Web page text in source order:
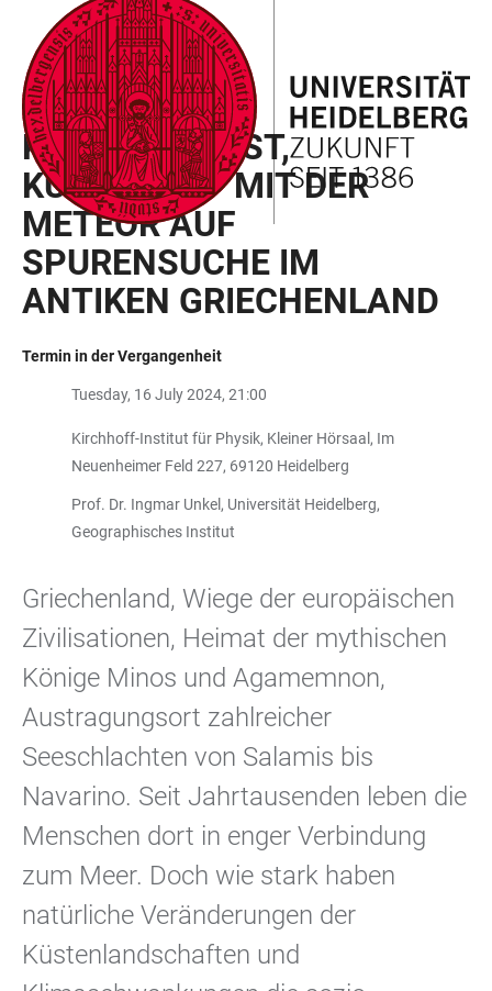
LINKS
ZUR
BARRIEREFREIHEIT
ZUM
HAUPTINHALT
HAUPTNAVIGATION
ÖFFNEN
WEBSEITENSUCHE
ÖFFNEN
KÜSTEN: LEBEN AM LIMIT
KÜSTEN, KARST,
KULTUREN – MIT DER
METEOR AUF
SPURENSUCHE IM
ANTIKEN GRIECHENLAND
Termin in der Vergangenheit
Tuesday, 16 July 2024, 21:00
Kirchhoff-Institut für Physik, Kleiner Hörsaal, Im
Neuenheimer Feld 227, 69120 Heidelberg
Prof. Dr. Ingmar Unkel, Universität Heidelberg,
Geographisches Institut
Griechenland, Wiege der europäischen
Zivilisationen, Heimat der mythischen
Könige Minos und Agamemnon,
Austragungsort zahlreicher
Seeschlachten von Salamis bis
Navarino. Seit Jahrtausenden leben die
Menschen dort in enger Verbindung
zum Meer. Doch wie stark haben
natürliche Veränderungen der
Küstenlandschaften und